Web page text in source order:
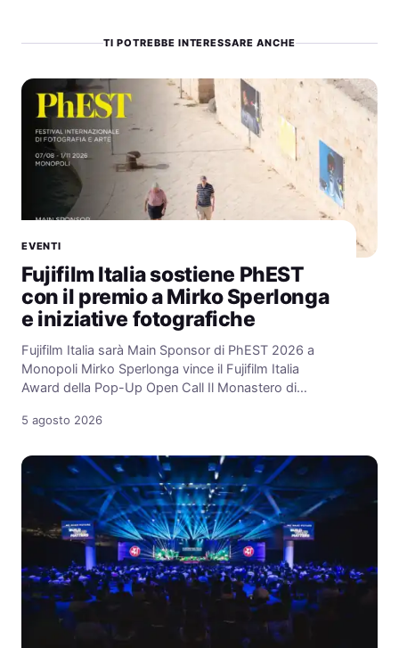
TI POTREBBE INTERESSARE ANCHE
EVENTI
Fujifilm Italia sostiene PhEST
con il premio a Mirko Sperlonga
e iniziative fotografiche
Fujifilm Italia sarà Main Sponsor di PhEST 2026 a
Monopoli Mirko Sperlonga vince il Fujifilm Italia
Award della Pop-Up Open Call Il Monastero di…
5 agosto 2026